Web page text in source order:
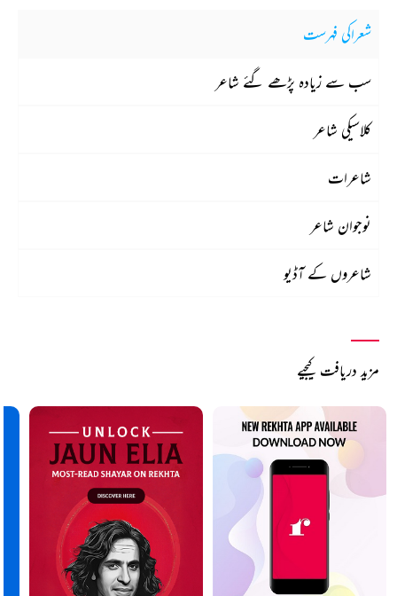
شعراکی فہرست
سب سے زیادہ پڑھے گئے شاعر
کلاسیکی شاعر
شاعرات
نوجوان شاعر
شاعروں کے آڈیو
مزید دریافت کیجیے